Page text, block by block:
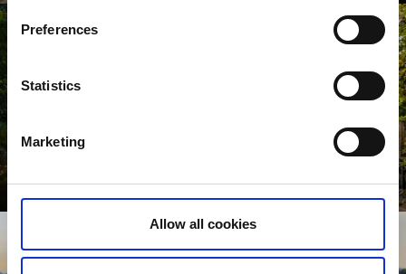
Preferences
Statistics
Marketing
Allow all cookies
Läs mer